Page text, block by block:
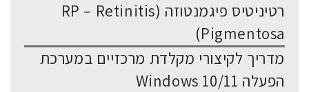
רטיניטיס פיגמנטוזה (RP – Retinitis
Pigmentosa)
מדריך לקיצורי מקלדת מרכזיים במערכת
הפעלה Windows 10/11